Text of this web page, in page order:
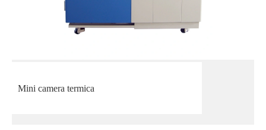
Mini camera termica